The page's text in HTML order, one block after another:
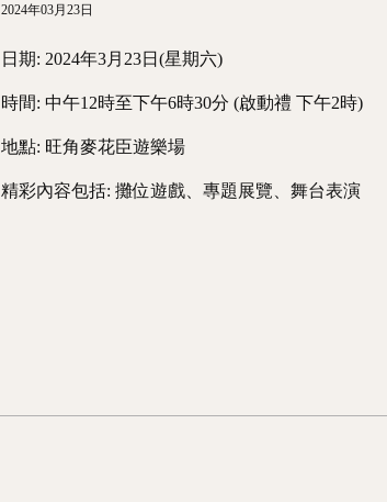
2024年03月23日
日期: 2024年3月23日(星期六)
時間: 中午12時至下午6時30分 (啟動禮 下午2時)
地點: 旺角麥花臣遊樂場
精彩內容包括: 攤位遊戲、專題展覽、舞台表演